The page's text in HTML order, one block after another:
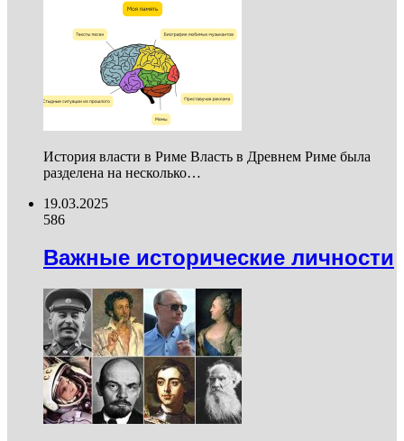
История власти в Риме Власть в Древнем Риме была
разделена на несколько…
19.03.2025
586
Важные исторические личности